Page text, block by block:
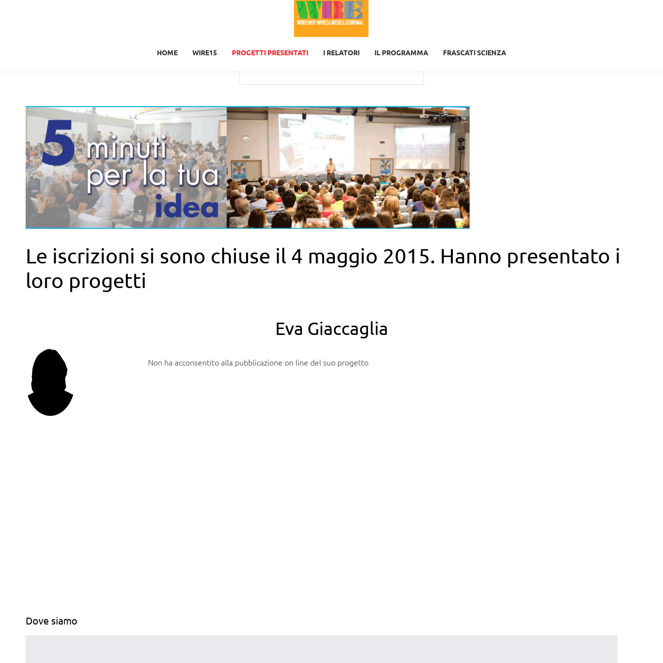
HOME WIRE15 PROGETTI PRESENTATI I RELATORI IL PROGRAMMA FRASCATI SCIENZA
Le iscrizioni si sono chiuse il 4 maggio 2015. Hanno presentato i
loro progetti
Eva Giaccaglia
Non ha acconsentito alla pubblicazione on line del suo progetto
Dove siamo
Do you own this website? OK